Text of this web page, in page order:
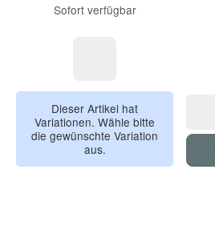
Sofort verfügbar
Dieser Artikel hat
Variationen. Wähle bitte
die gewünschte Variation
aus.